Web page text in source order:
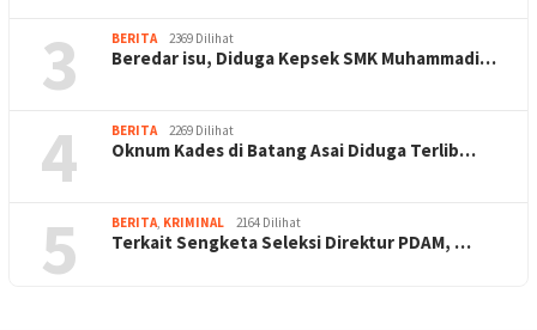
3 BERITA 2369 Dilihat
Beredar isu, Diduga Kepsek SMK Muhammadi…
4 BERITA 2269 Dilihat
Oknum Kades di Batang Asai Diduga Terlib…
5 BERITA KRIMINAL 2164 Dilihat
Terkait Sengketa Seleksi Direktur PDAM, …